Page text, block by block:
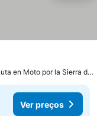
en Moto por la Sierra de
Ver preços